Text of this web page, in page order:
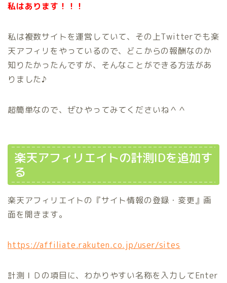
私はあります！！！
私は複数サイトを運営していて、その上Twitterでも楽
天アフィリをやっているので、どこからの報酬なのか
知りたかったんですが、そんなことができる方法があ
りました♪
超簡単なので、ぜひやってみてくださいね＾＾
楽天アフィリエイトの計測IDを追加す
る
楽天アフィリエイトの『サイト情報の登録・変更』画
面を開きます。
https://affiliate.rakuten.co.jp/user/sites
計測ＩＤの項目に、わかりやすい名称を入力してEnter